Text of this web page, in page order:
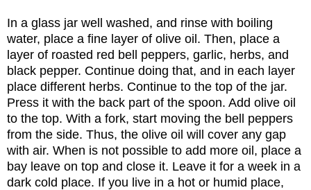
In a glass jar well washed, and rinse with boiling
water, place a fine layer of olive oil. Then, place a
layer of roasted red bell peppers, garlic, herbs, and
black pepper. Continue doing that, and in each layer
place different herbs. Continue to the top of the jar.
Press it with the back part of the spoon. Add olive oil
to the top. With a fork, start moving the bell peppers
from the side. Thus, the olive oil will cover any gap
with air. When is not possible to add more oil, place a
bay leave on top and close it. Leave it for a week in a
dark cold place. If you live in a hot or humid place,